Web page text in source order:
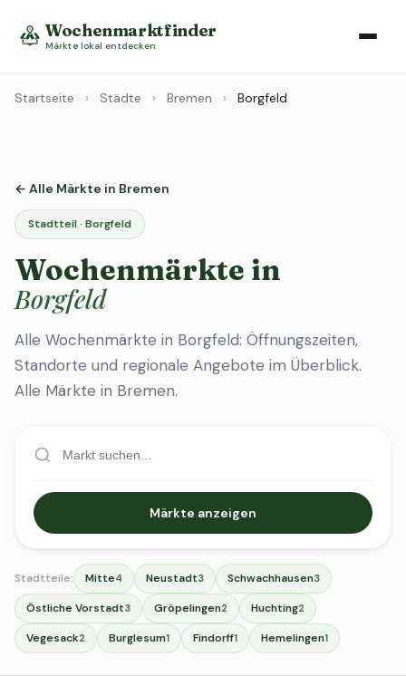
Wochenmarktfinder
Märkte lokal entdecken
Startseite › Städte › Bremen › Borgfeld
← Alle Märkte in Bremen
Stadtteil · Borgfeld
Wochenmärkte in
Borgfeld
Alle Wochenmärkte in Borgfeld: Öffnungszeiten,
Standorte und regionale Angebote im Überblick.
Alle Märkte in Bremen.
Märkte anzeigen
Stadtteile: Mitte4 Neustadt3 Schwachhausen3
Östliche Vorstadt3 Gröpelingen2 Huchting2
Vegesack2 Burglesum1 Findorff1 Hemelingen1